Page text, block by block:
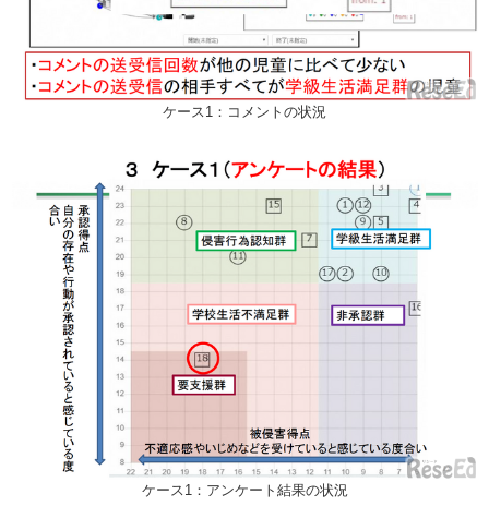
ケース1：コメントの状況
ケース1：アンケート結果の状況